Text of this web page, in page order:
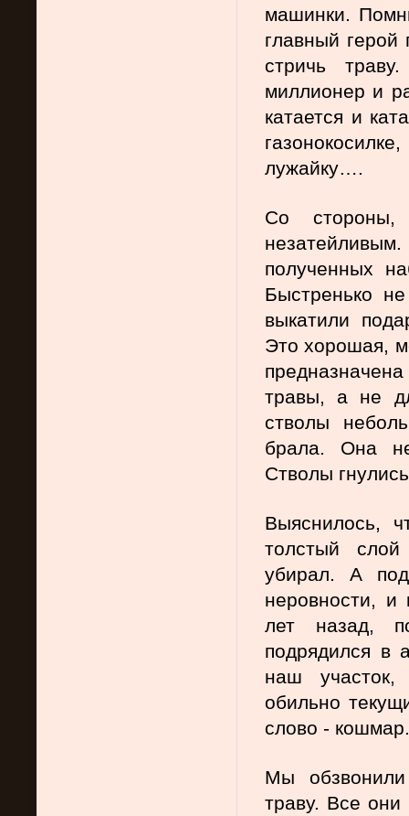
машинки.
главный
стричь
миллионер и
катается и
лужайку….
Со
полученных
Быстренько
выкатили
Это хорошая,
травы, а не
стволы
брала. Она
Стволы
Выяснилось,
толстый
убирал. А
неровности, и
лет назад,
подрядился в
наш
обильно
слово -
Мы
траву. Все